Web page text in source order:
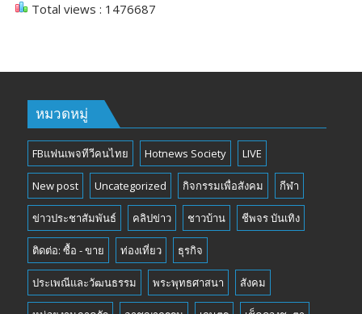
Total views : 1476687
หมวดหมู่
FBแฟนเพจทีวีคนไทย Hotnews Society LIVE
New post Uncategorized กิจกรรมเพื่อสังคม กีฬา
ข่าวประชาสัมพันธ์ คลิปข่าว ชาวบ้าน ชีพจร บันเทิง
ติดต่อ: ซื้อ - ขาย ท่องเที่ยว ธุรกิจ
ประเพณีและวัฒนธรรม พระพุทธศาสนา สังคม